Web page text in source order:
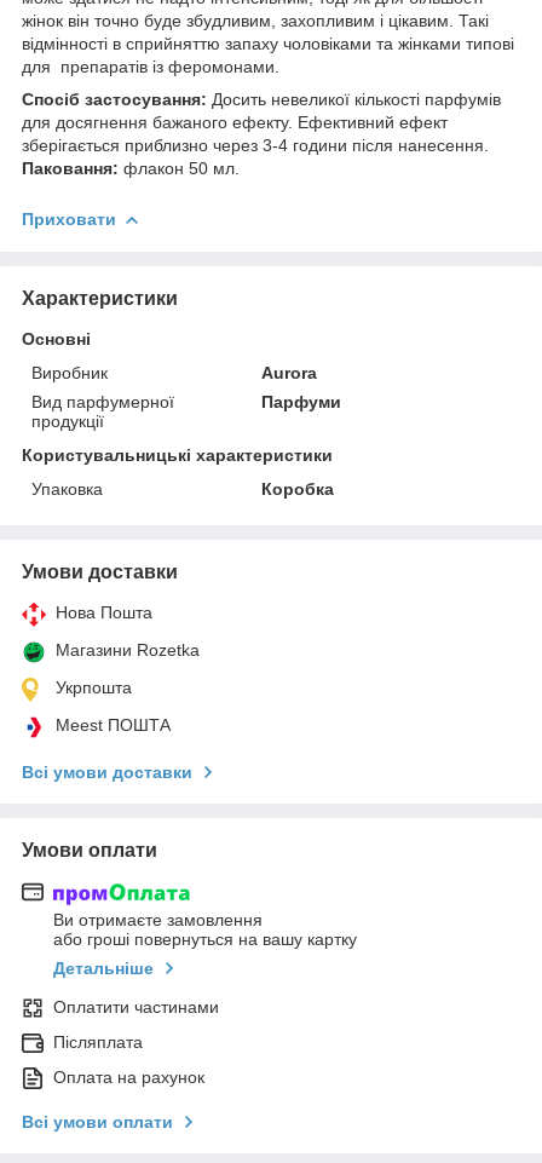
жінок він точно буде збудливим, захопливим і цікавим. Такі
відмінності в сприйняттю запаху чоловіками та жінками типові
для препаратів із феромонами.
Спосіб застосування: Досить невеликої кількості парфумів
для досягнення бажаного ефекту. Ефективний ефект
зберігається приблизно через 3-4 години після нанесення.
Паковання: флакон 50 мл.
Приховати
Характеристики
Основні
Виробник
Aurora
Вид парфумерної
продукції
Парфуми
Користувальницькі характеристики
Упаковка
Коробка
Умови доставки
Нова Пошта
Магазини Rozetka
Укрпошта
Meest ПОШТА
Всі умови доставки
Умови оплати
Ви отримаєте замовлення
або гроші повернуться на вашу картку
Детальніше
Оплатити частинами
Післяплата
Оплата на рахунок
Всі умови оплати